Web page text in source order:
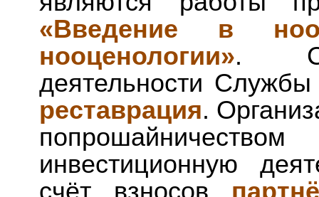
«Введение в
нооценологии».
деятельности
реставрация.
инвестиционную
счёт взносов